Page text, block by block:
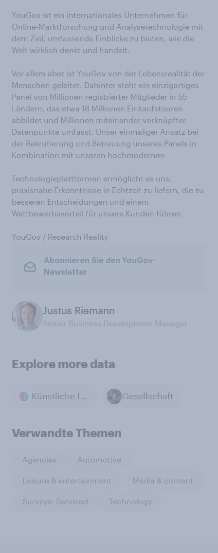
YouGov ist ein internationales Unternehmen für
Online-Marktforschung und Analysetechnologie mit
dem Ziel, umfassende Einblicke zu bieten, wie die
Welt wirklich denkt und handelt.
Vor allem aber ist YouGov von der Lebensrealität der
Menschen geleitet. Dahinter steht ein einzigartiges
Panel von Millionen registrierter Mitglieder in 55
Ländern, das etwa 18 Millionen Einkaufstouren
abbildet und Millionen miteinander verknüpfter
Datenpunkte umfasst. Unser einmaliger Ansatz bei
der Rekrutierung und Betreuung unseres Panels in
Kombination mit unseren hochmodernen
Technologieplattformen ermöglicht es uns,
praxisnahe Erkenntnisse in Echtzeit zu liefern, die zu
besseren Entscheidungen und einem
Wettbewerbsvorteil für unsere Kunden führen.
YouGov / Research Reality
Abonnieren Sie den YouGov-
Newsletter
Justus Riemann
Senior Business Development Manager
Explore more data
Künstliche Intelligenz (KI) Gesellschaft
Verwandte Themen
Agencies Automotive
Leisure & entertainment Media & content
Surveys: Serviced Technology